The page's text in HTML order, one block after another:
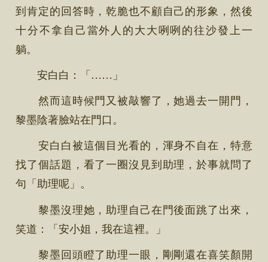
到肯定的回答時，乾脆也不顧自己的形象，然後
十分不拿自己當外人的大大咧咧的往沙發上一
躺。
安白白：「……」
然而這時候門又被敲響了，她過去一開門，
黎墨陰著臉站在門口。
安白白被這個目光看的，渾身不自在，特意
找了個話題，看了一圈沒見到助理，於事就問了
句「助理呢」。
黎墨沒理她，助理自己在門後面跳了出來，
笑道：「安小姐，我在這裡。」
黎墨回頭瞪了助理一眼，剛剛還在喜笑顏開